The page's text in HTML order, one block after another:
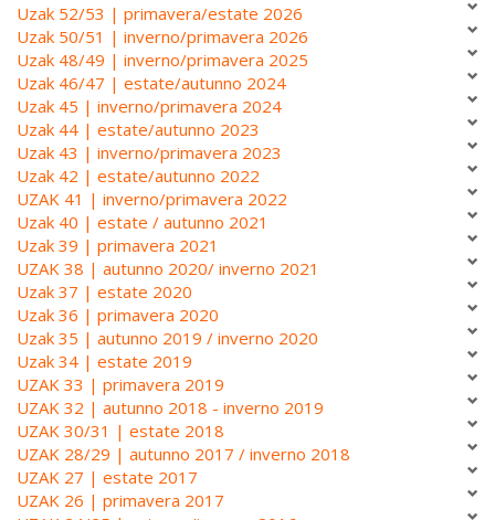
Uzak 52/53 | primavera/estate 2026
Uzak 50/51 | inverno/primavera 2026
Uzak 48/49 | inverno/primavera 2025
Uzak 46/47 | estate/autunno 2024
Uzak 45 | inverno/primavera 2024
Uzak 44 | estate/autunno 2023
Uzak 43 | inverno/primavera 2023
Uzak 42 | estate/autunno 2022
UZAK 41 | inverno/primavera 2022
Uzak 40 | estate / autunno 2021
Uzak 39 | primavera 2021
UZAK 38 | autunno 2020/ inverno 2021
Uzak 37 | estate 2020
Uzak 36 | primavera 2020
Uzak 35 | autunno 2019 / inverno 2020
Uzak 34 | estate 2019
UZAK 33 | primavera 2019
UZAK 32 | autunno 2018 - inverno 2019
UZAK 30/31 | estate 2018
UZAK 28/29 | autunno 2017 / inverno 2018
UZAK 27 | estate 2017
UZAK 26 | primavera 2017